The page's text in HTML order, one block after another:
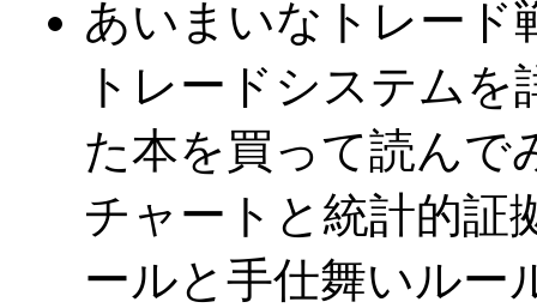
あいまいなトレード
トレードシステム
た本を買って読んで
チャートと統計的証
ールと手仕舞いルー